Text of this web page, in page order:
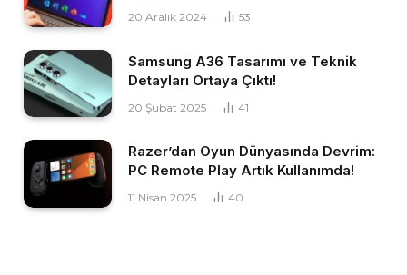
20 Aralık 2024 53
Samsung A36 Tasarımı ve Teknik
Detayları Ortaya Çıktı!
20 Şubat 2025 41
Razer’dan Oyun Dünyasında Devrim:
PC Remote Play Artık Kullanımda!
11 Nisan 2025 40